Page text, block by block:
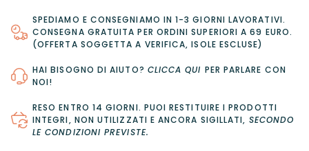
SPEDIAMO E CONSEGNIAMO IN 1-3 GIORNI LAVORATIVI.
CONSEGNA GRATUITA PER ORDINI SUPERIORI A 69 EURO.
(OFFERTA SOGGETTA A VERIFICA, ISOLE ESCLUSE)
HAI BISOGNO DI AIUTO? CLICCA QUI PER PARLARE CON
NOI!
RESO ENTRO 14 GIORNI. PUOI RESTITUIRE I PRODOTTI
INTEGRI, NON UTILIZZATI E ANCORA SIGILLATI, SECONDO
LE CONDIZIONI PREVISTE.